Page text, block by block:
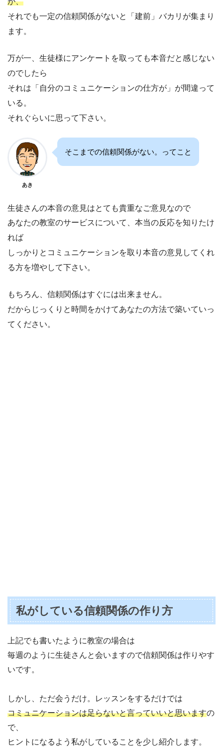
それでも一定の信頼関係がないと「建前」バカリが集まり
ます。
万が一、生徒様にアンケートを取っても本音だと感じない
のでしたら
それは「自分のコミュニケーションの仕方が」が間違って
いる。
それぐらいに思って下さい。
あき
そこまでの信頼関係がない。ってこと
生徒さんの本音の意見はとても貴重なご意見なので
あなたの教室のサービスについて、本当の反応を知りたけ
れば
しっかりとコミュニケーションを取り本音の意見してくれ
る方を増やして下さい。
もちろん、信頼関係はすぐには出来ません。
だからじっくりと時間をかけてあなたの方法で築いていっ
てください。
私がしている信頼関係の作り方
上記でも書いたように教室の場合は
毎週のように生徒さんと会いますので信頼関係は作りやす
いです。
しかし、ただ会うだけ。レッスンをするだけでは
コミュニケーションは足らないと言っていいと思いますの
で、
ヒントになるよう私がしていることを少し紹介します。